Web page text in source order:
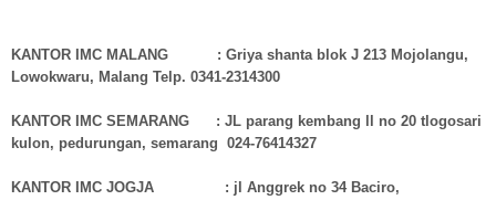
KANTOR IMC MALANG : Griya shanta blok J 213 Mojolangu,
Lowokwaru, Malang Telp. 0341-2314300
KANTOR IMC SEMARANG : JL parang kembang ll no 20 tlogosari
kulon, pedurungan, semarang 024-76414327
KANTOR IMC JOGJA : jl Anggrek no 34 Baciro,